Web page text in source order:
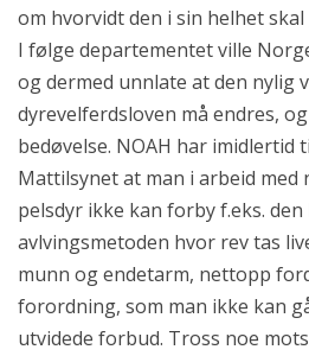
om hvorvidt den i sin helhet
I følge departementet ville
og dermed unnlate at den nylig
dyrevelferdsloven må endres,
bedøvelse. NOAH har
Mattilsynet at man i arbeid
pelsdyr ikke kan forby f.eks.
avlvingsmetoden hvor rev tas
munn og endetarm, nettopp
forordning, som man ikke kan
utvidede forbud. Tross noe